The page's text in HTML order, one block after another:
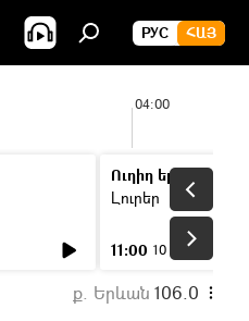
РУС ՀԱՅ
04:00
Ուղիղ եթեր
Լուրեր
11:00 10 ր
ք. Երևան 106.0